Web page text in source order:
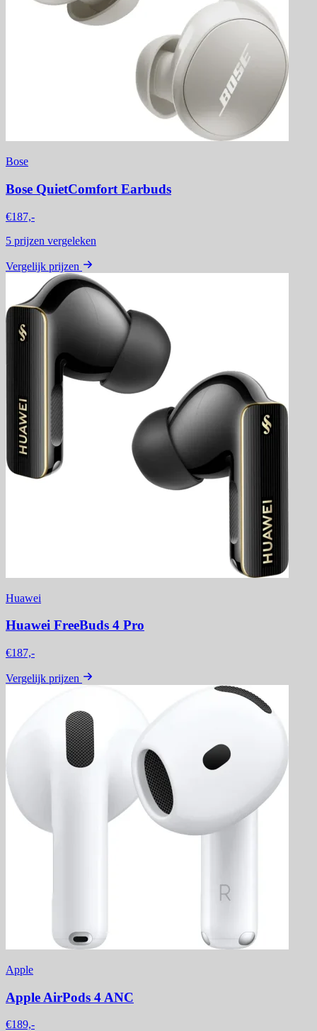
Bose
Bose QuietComfort Earbuds
€187,-
5 prijzen vergeleken
Vergelijk prijzen
Huawei
Huawei FreeBuds 4 Pro
€187,-
Vergelijk prijzen
Apple
Apple AirPods 4 ANC
€189,-